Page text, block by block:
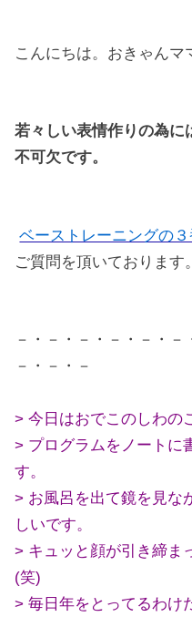
こんにちは。おきゃんマ
若々しい表情作りの為に
不可欠です。
ベーストレーニングの３
ご質問を頂いております。
－・－・－・－・－・－
－・－・－
> 今日はおでこのしわの
> プログラムをノートに
す。
> お風呂を出て鏡を見な
しいです。
> キュッと顔が引き締ま
(笑)
> 毎日年をとってるわけ